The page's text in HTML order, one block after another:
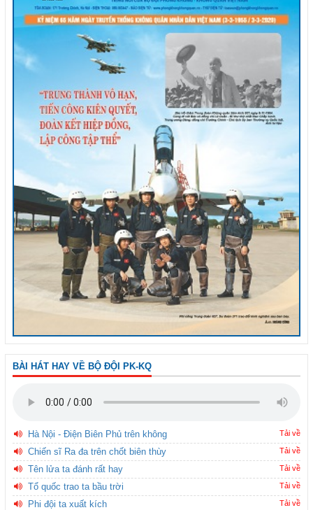
BÀI HÁT HAY VỀ BỘ ĐỘI PK-KQ
Hà Nội - Điện Biên Phủ trên không Tải về
Chiến sĩ Ra đa trên chốt biên thùy Tải về
Tên lửa ta đánh rất hay Tải về
Tổ quốc trao ta bầu trời Tải về
Phi đội ta xuất kích Tải về